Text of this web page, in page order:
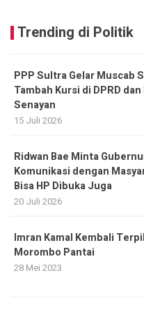
Trending di Politik
PPP Sultra Gelar Muscab
Tambah Kursi di DPRD
Senayan
15 Juli 2026
Ridwan Bae Minta
Komunikasi dengan
Bisa HP Dibuka Juga
20 Juli 2026
Imran Kamal Kembali
Morombo Pantai
28 Mei 2023